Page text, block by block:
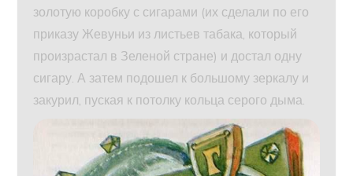
золотую коробку с сигарами (их сделали по его
приказу Жевуньи из листьев табака, который
произрастал в Зеленой стране) и достал одну
сигару. А затем подошел к большому зеркалу и
закурил, пуская к потолку кольца серого дыма.